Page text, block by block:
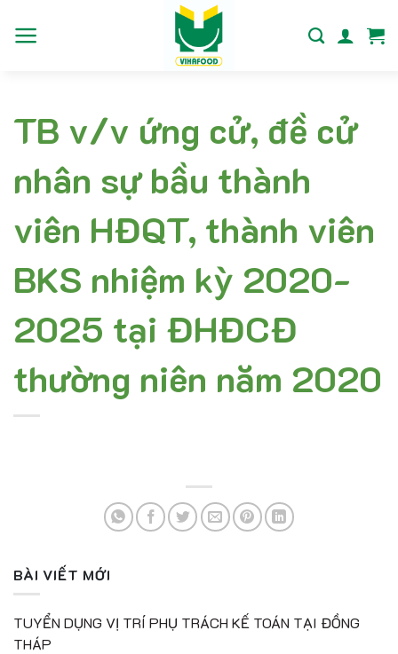
qua
BÀI VIẾT MỚI
TUYỂN DỤNG VỊ TRÍ PHỤ TRÁCH KẾ TOÁN TẠI ĐỒNG
THÁP
TB v/v ứng cử, đề cử
nhân sự bầu thành
viên HĐQT, thành viên
BKS nhiệm kỳ 2020-
2025 tại ĐHĐCĐ
thường niên năm 2020